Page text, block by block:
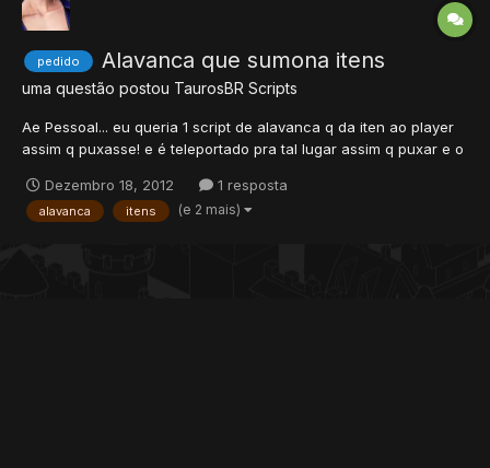
pedido Alavanca que sumona itens
uma questão postou TaurosBR Scripts
Ae Pessoal... eu queria 1 script de alavanca q da iten ao player
assim q puxasse! e é teleportado pra tal lugar assim q puxar e o
ate os lugares q tao as alavancas, e ele escolhe 1
hammer!!!.assim q ele puxa a alavanca aparecesse 1 ha...
Dezembro 18, 2012 1 resposta
alavanca itens (e 2 mais)